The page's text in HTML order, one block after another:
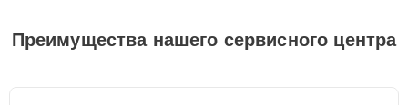
Преимущества нашего сервисного центра